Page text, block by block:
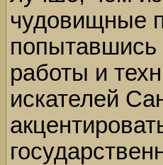
чудовищные
попытавшись
работы и
искателей